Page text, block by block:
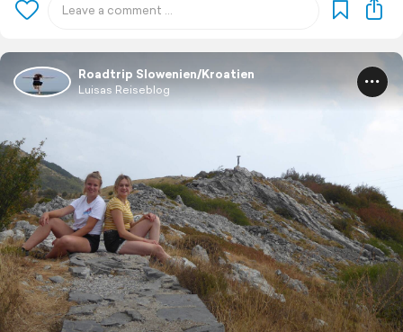
Roadtrip Slowenien/Kroatien
Luisas Reiseblog